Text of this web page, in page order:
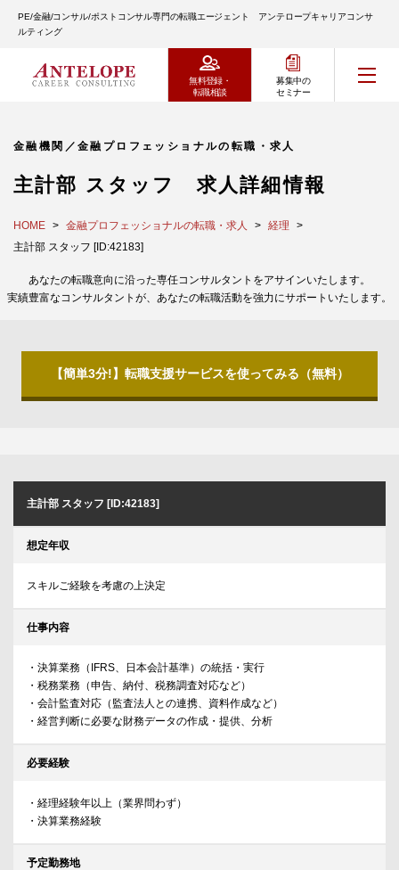
PE/金融/コンサル/ポストコンサル専門の転職エージェント アンテロープキャリアコンサ
ルティング
無料登録・
転職相談
募集中の
セミナー
金融機関／金融プロフェッショナルの転職・求人
主計部 スタッフ 求人詳細情報
HOME 金融プロフェッショナルの転職・求人
経理
主計部 スタッフ [ID:42183]
あなたの転職意向に沿った専任コンサルタントをアサインいたします。
実績豊富なコンサルタントが、あなたの転職活動を強力にサポートいたします。
【簡単3分!】転職支援サービスを使ってみる（無料）
主計部 スタッフ [ID:42183]
想定年収
スキルご経験を考慮の上決定
仕事内容
・決算業務（IFRS、日本会計基準）の統括・実行
・税務業務（申告、納付、税務調査対応など）
・会計監査対応（監査法人との連携、資料作成など）
・経営判断に必要な財務データの作成・提供、分析
必要経験
・経理経験年以上（業界問わず）
・決算業務経験
予定勤務地